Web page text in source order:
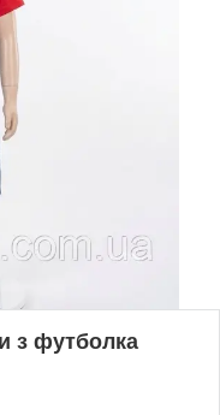
з футболка